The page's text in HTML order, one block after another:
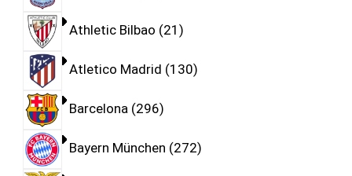
Athletic Bilbao 21
Atletico Madrid 130
Barcelona 296
Bayern München 272